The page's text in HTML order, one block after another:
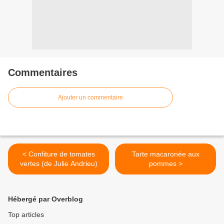
Commentaires
Ajouter un commentaire
< Confiture de tomates
vertes (de Julie Andrieu)
Tarte macaronée aux
pommes >
Hébergé par Overblog
Top articles